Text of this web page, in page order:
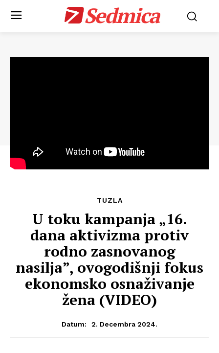
Sedmica
TUZLA
U toku kampanja „16.
dana aktivizma protiv
rodno zasnovanog
nasilja”, ovogodišnji fokus
ekonomsko osnaživanje
žena (VIDEO)
Datum: 2. Decembra 2024.